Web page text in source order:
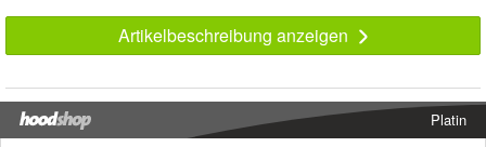
Artikelbeschreibung anzeigen
Platin